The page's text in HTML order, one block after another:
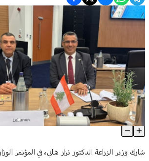
ثقافة ومجتمع
منوعات
وليد جنبلاطالحزب
هاني من قبرص: التزام لبناني متجدد بحماية
Article Content
شارك وزير الزراعة الدكتور نزار هاني، في المؤتمر